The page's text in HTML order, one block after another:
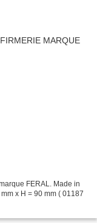
FERAL. Made in
x H = 90 mm ( 01187